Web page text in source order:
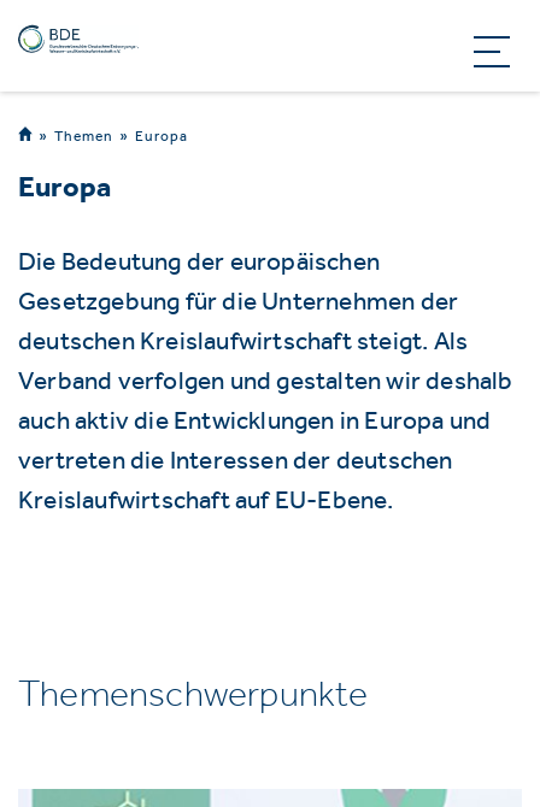
Themen Europa
Europa
Die Bedeutung der europäischen
Gesetzgebung für die Unternehmen der
deutschen Kreislaufwirtschaft steigt. Als
Verband verfolgen und gestalten wir deshalb
auch aktiv die Entwicklungen in Europa und
vertreten die Interessen der deutschen
Kreislaufwirtschaft auf EU-Ebene.
Themenschwerpunkte